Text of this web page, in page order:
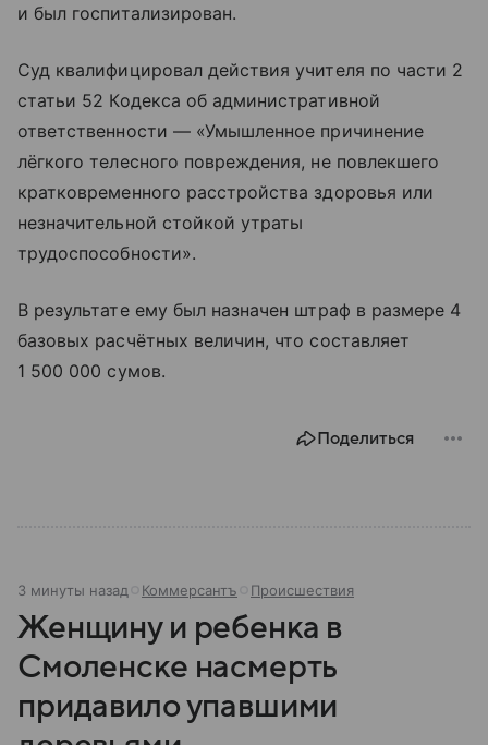
и был госпитализирован.
Суд квалифицировал действия учителя по части 2
статьи 52 Кодекса об административной
ответственности — «Умышленное причинение
лёгкого телесного повреждения, не повлекшего
кратковременного расстройства здоровья или
незначительной стойкой утраты
трудоспособности».
В результате ему был назначен штраф в размере 4
базовых расчётных величин, что составляет
1 500 000 сумов.
Поделиться
3 минуты назад Коммерсантъ Происшествия
Женщину и ребенка в
Смоленске насмерть
придавило упавшими